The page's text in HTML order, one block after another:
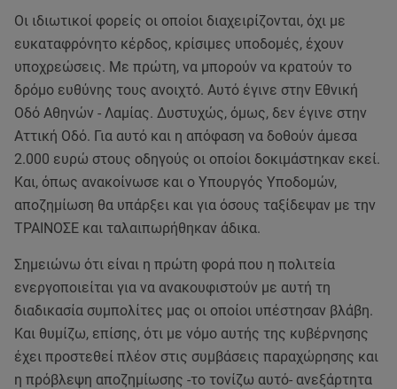
Οι ιδιωτικοί φορείς οι οποίοι διαχειρίζονται, όχι με
ευκαταφρόνητο κέρδος, κρίσιμες υποδομές, έχουν
υποχρεώσεις. Με πρώτη, να μπορούν να κρατούν το
δρόμο ευθύνης τους ανοιχτό. Αυτό έγινε στην Εθνική
Οδό Αθηνών - Λαμίας. Δυστυχώς, όμως, δεν έγινε στην
Αττική Οδό. Για αυτό και η απόφαση να δοθούν άμεσα
2.000 ευρώ στους οδηγούς οι οποίοι δοκιμάστηκαν εκεί.
Και, όπως ανακοίνωσε και ο Υπουργός Υποδομών,
αποζημίωση θα υπάρξει και για όσους ταξίδεψαν με την
ΤΡΑΙΝΟΣΕ και ταλαιπωρήθηκαν άδικα.
Σημειώνω ότι είναι η πρώτη φορά που η πολιτεία
ενεργοποιείται για να ανακουφιστούν με αυτή τη
διαδικασία συμπολίτες μας οι οποίοι υπέστησαν βλάβη.
Και θυμίζω, επίσης, ότι με νόμο αυτής της κυβέρνησης
έχει προστεθεί πλέον στις συμβάσεις παραχώρησης και
η πρόβλεψη αποζημίωσης -το τονίζω αυτό- ανεξάρτητα